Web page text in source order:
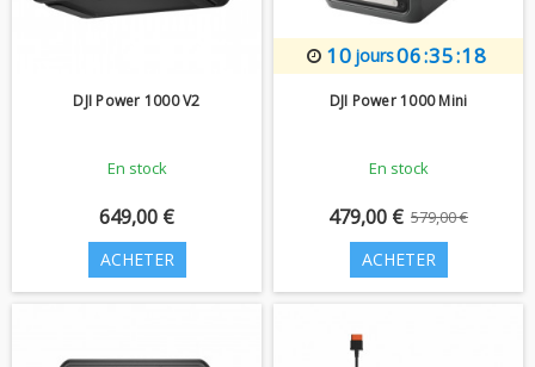
DJI Power 1000 V2
En stock
649,00 €
ACHETER
10 jours06:35:17
DJI Power 1000 Mini
En stock
479,00 € 579,00 €
ACHETER